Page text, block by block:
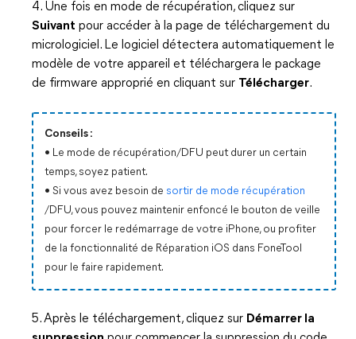
4. Une fois en mode de récupération, cliquez sur
Suivant pour accéder à la page de téléchargement du
micrologiciel. Le logiciel détectera automatiquement le
modèle de votre appareil et téléchargera le package
de firmware approprié en cliquant sur Télécharger.
Conseils :
• Le mode de récupération/DFU peut durer un certain
temps, soyez patient.
• Si vous avez besoin de sortir de mode récupération
/DFU, vous pouvez maintenir enfoncé le bouton de veille
pour forcer le redémarrage de votre iPhone, ou profiter
de la fonctionnalité de Réparation iOS dans FoneTool
pour le faire rapidement.
5. Après le téléchargement, cliquez sur Démarrer la